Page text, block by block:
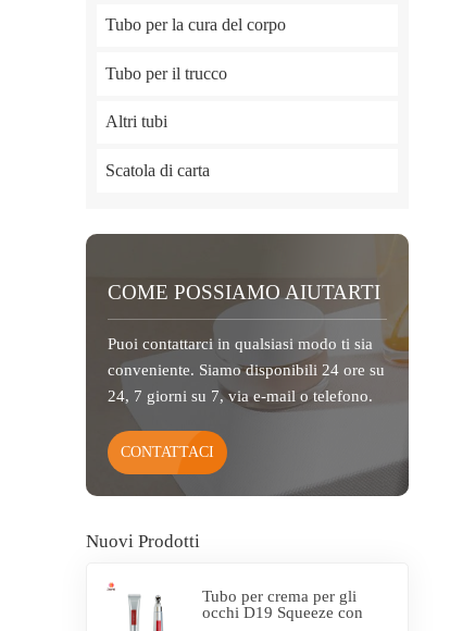
Tubo per la cura del corpo
Tubo per il trucco
Altri tubi
Scatola di carta
COME POSSIAMO AIUTARTI
Puoi contattarci in qualsiasi modo ti sia
conveniente. Siamo disponibili 24 ore su
24, 7 giorni su 7, via e-mail o telefono.
CONTATTACI
Nuovi Prodotti
Tubo per crema per gli
occhi D19 Squeeze con